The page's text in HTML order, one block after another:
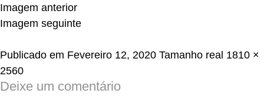
Imagem anterior
Imagem seguinte
Publicado em Fevereiro 12, 2020 Tamanho real 1810 ×
2560
Deixe um comentário